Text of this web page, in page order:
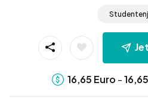
16,65 Euro -16,65